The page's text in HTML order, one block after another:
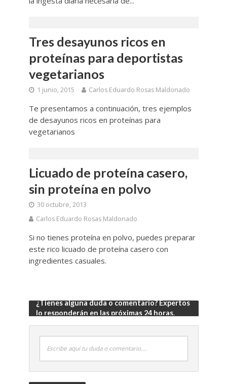
Tres desayunos ricos en
proteínas para deportistas
vegetarianos
1 junio, 2015 Carlos Eduardo Rosas Maldonado
Te presentamos a continuación, tres ejemplos
de desayunos ricos en proteínas para
vegetarianos
Licuado de proteína casero,
sin proteína en polvo
30 octubre, 2013
Carlos Eduardo Rosas Maldonado
Si no tienes proteína en polvo, puedes preparar
este rico licuado de proteína casero con
ingredientes casuales.
¿Tienes alguna duda o comentario? Expertos
lo responderán en las próximas 24 horas.
Escribe aquí tu duda o comentario....